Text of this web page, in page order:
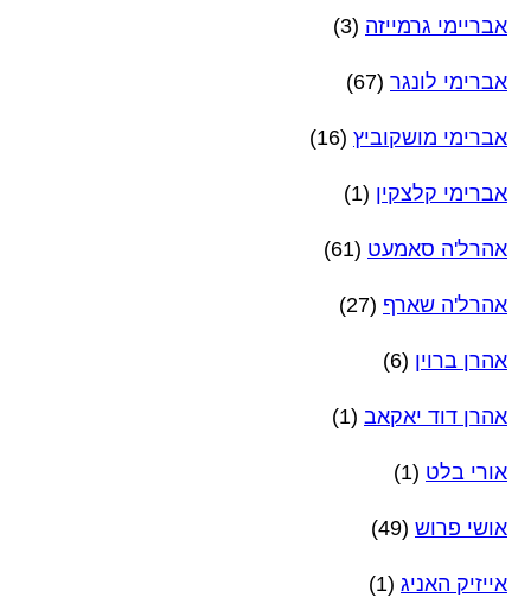
אבריימי גרמייזה (3)
אברימי לונגר (67)
אברימי מושקוביץ (16)
אברימי קלצקין (1)
אהרל'ה סאמעט (61)
אהרל'ה שארף (27)
אהרן ברוין (6)
אהרן דוד יאקאב (1)
אורי בלט (1)
אושי פרוש (49)
אייזיק האניג (1)